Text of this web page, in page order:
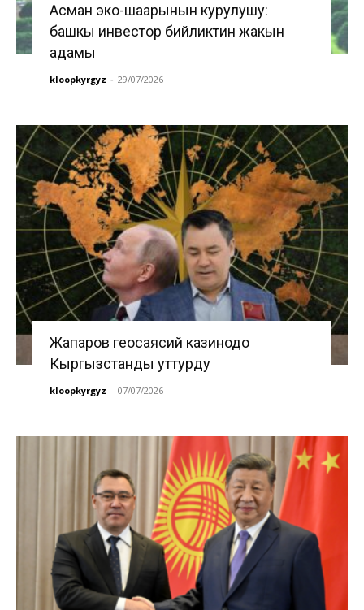
Асман эко-шаарынын курулушу:
башкы инвестор бийликтин жакын
адамы
kloopkyrgyz - 29/07/2026
Жапаров геосаясий казинодо
Кыргызстанды уттурду
kloopkyrgyz - 07/07/2026